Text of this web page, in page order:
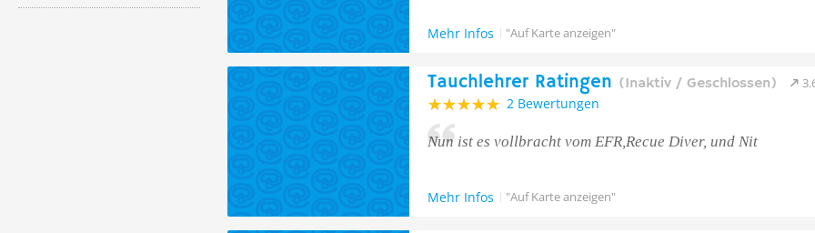
Mehr Infos "Auf Karte anzeigen"
Tauchlehrer Ratingen (Inaktiv / Geschlossen)
2 Bewertungen
Nun ist es vollbracht vom EFR,Recue Diver, und Nit
Mehr Infos "Auf Karte anzeigen"